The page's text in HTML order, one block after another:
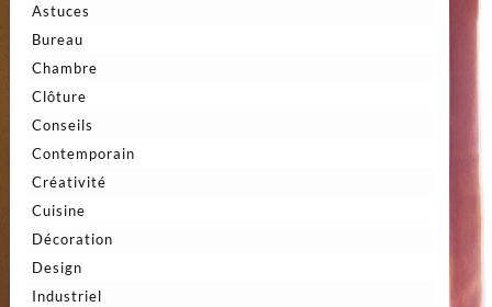
Astuces
Bureau
Chambre
Clôture
Conseils
Contemporain
Créativité
Cuisine
Décoration
Design
Industriel